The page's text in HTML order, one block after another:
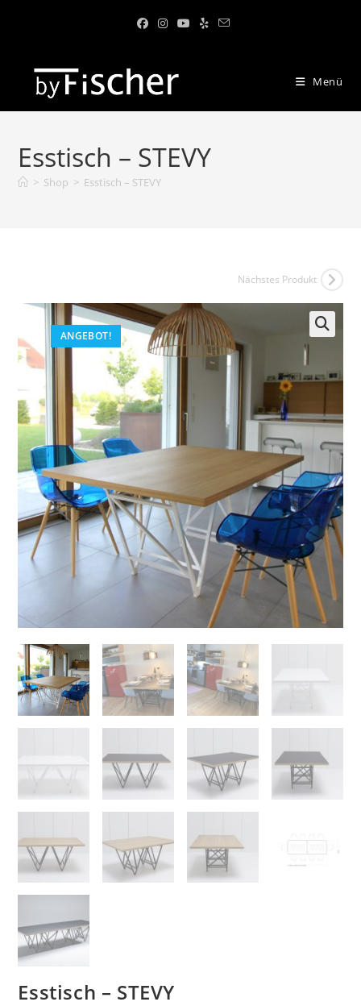
Menü
Esstisch – STEVY
> Shop > Esstisch – STEVY
ANGEBOT!
Nächstes Produkt
Esstisch – STEVY